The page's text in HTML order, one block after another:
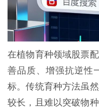
在植物育种领域股票
善品质、增强抗逆性
标。传统育种方法虽
较长，且难以突破物